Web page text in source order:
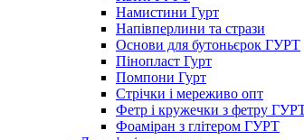
Намистини Гурт
Напівперлини та стрази
Основи для бутоньєрок ГУРТ
Пінопласт Гурт
Помпони Гурт
Стрічки і мереживо опт
Фетр і кружечки з фетру
Фоаміран з глітером ГУРТ